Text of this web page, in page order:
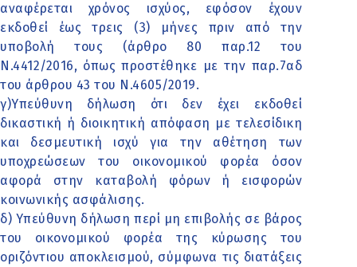
αναφέρεται χρόνος ισχύος, εφόσον έχουν
εκδοθεί έως τρεις (3) μήνες πριν από την
υποβολή τους (άρθρο 80 παρ.12 του
Ν.4412/2016, όπως προστέθηκε με την παρ.7αδ
του άρθρου 43 του Ν.4605/2019.
γ)Υπεύθυνη δήλωση ότι δεν έχει εκδοθεί
δικαστική ή διοικητική απόφαση με τελεσίδικη
και δεσμευτική ισχύ για την αθέτηση των
υποχρεώσεων του οικονομικού φορέα όσον
αφορά στην καταβολή φόρων ή εισφορών
κοινωνικής ασφάλισης.
δ) Υπεύθυνη δήλωση περί μη επιβολής σε βάρος
του οικονομικού φορέα της κύρωσης του
οριζόντιου αποκλεισμού, σύμφωνα τις διατάξεις